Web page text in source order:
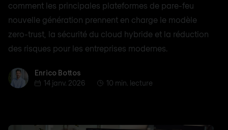
comment les principales plateformes de pare-feu
nouvelle génération prennent en charge le modèle
zero-trust, la sécurité du cloud hybride et la réduction
des risques pour les entreprises modernes.
Enrico BottosEnrico Bottos
14 janv. 2026
10 min. lecture